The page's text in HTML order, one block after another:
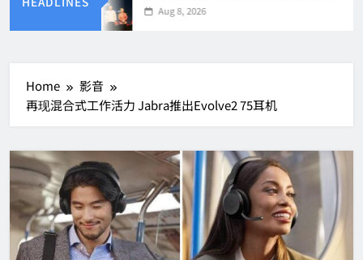
Aug 8, 2026
Home
影音
再现混合式工作活力 Jabra推出Evolve2 75耳机